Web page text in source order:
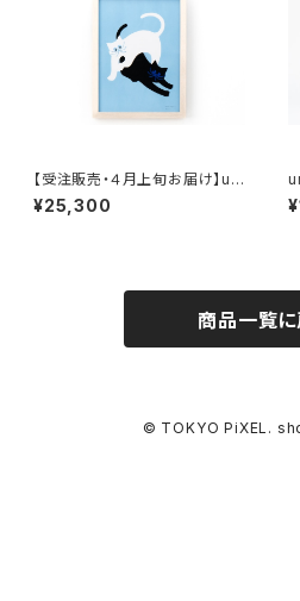
【受注販売・４月上旬お届け】um
ao 複製原画 CAT3 （額装有
り、直筆サイン入り）
¥25,300
商品一覧に
© TOKYO PiXEL.